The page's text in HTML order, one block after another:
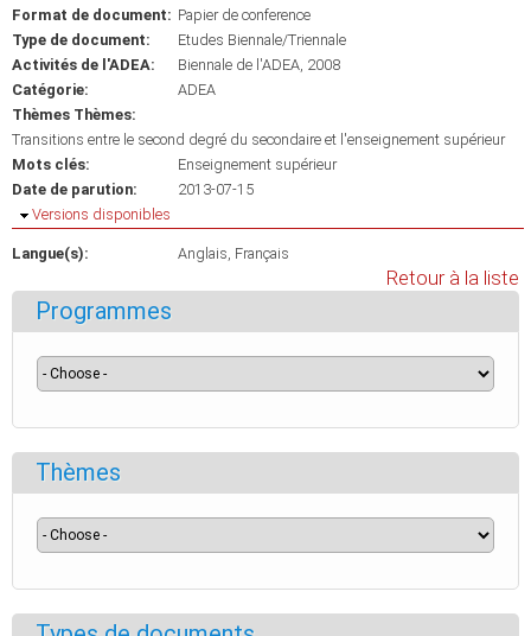
Format de document: Papier de conference
Type de document:
Etudes Biennale/Triennale
Activités de l'ADEA:
Biennale de l'ADEA, 2008
Catégorie:
ADEA
Thèmes Thèmes:
Transitions entre le second degré du secondaire et l'enseignement supérieur
Mots clés:
Enseignement supérieur
Date de parution:
2013-07-15
Masquer
Versions disponibles
Langue(s): Anglais Français
Retour à la liste
Programmes
Thèmes